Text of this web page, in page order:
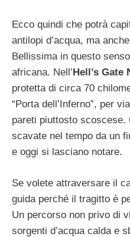
Ecco quindi che potrà
antilopi d’acqua, ma
Bellissima in questo
africana. Nell’ Hell’s Gate
protetta di circa 70
“Porta dell’Inferno”, per
pareti piuttosto
scavate nel tempo da un
e oggi si lasciano notare.
Se volete attraversare il
guida perché il tragitto è
Un percorso non privo di
sorgenti d’acqua calda e